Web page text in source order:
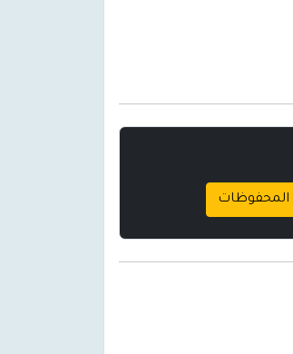
المحفوظات